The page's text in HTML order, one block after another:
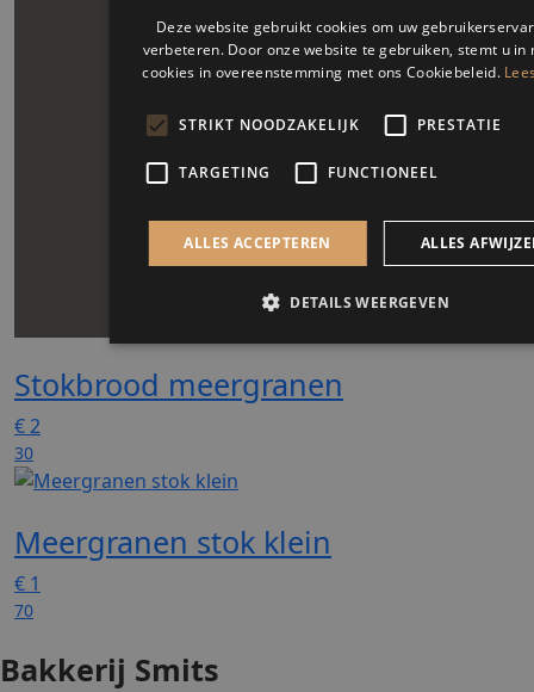
Stokbrood meergranen
€2
30
Meergranen stok klein
€ 1
70
Bakkerij Smits
Deze website gebruikt cookies om uw
verbeteren. Door onze website te gebruiken, stemt u in
cookies in overeenstemming met ons Cookiebeleid.
STRIKT NOODZAKELIJK PRESTATIE
TARGETING FUNCTIONEEL
ALLES ACCEPTEREN ALLES
DETAILS WEERGEVEN
Strikt noodzakelijk Prestatie
website kan niet goed worden gebruikt zonder de strikt
cookies.
Aanbieder / Domein
ASP.NET_SessionId
Microsoft Corporation